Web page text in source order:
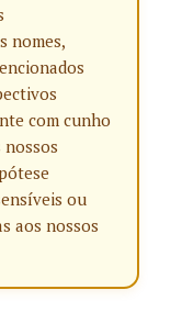
nomes,
com cunho
ou
aos nossos